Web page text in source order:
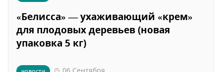
«Белисса» — ухаживающий «крем»
для плодовых деревьев (новая
упаковка 5 кг)